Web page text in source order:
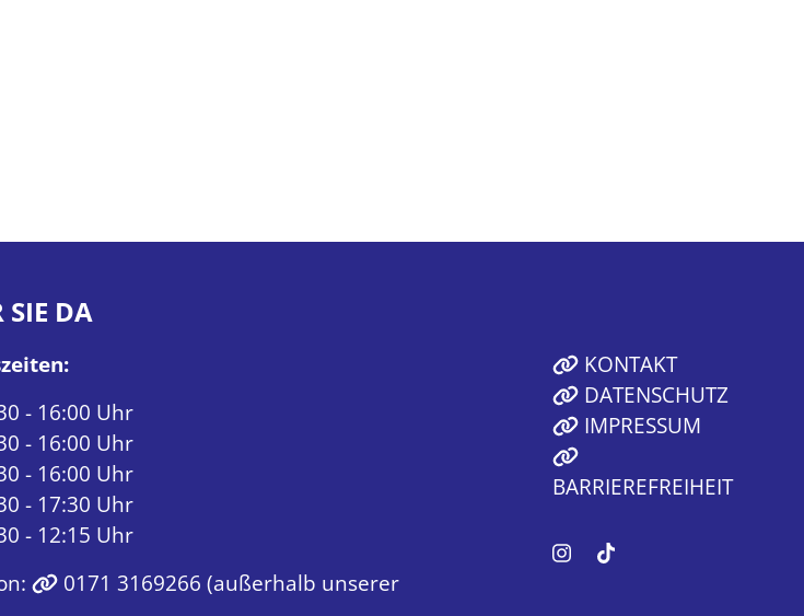
SIE DA
- 16:00 Uhr
- 16:00 Uhr
- 16:00 Uhr
- 17:30 Uhr
- 12:15 Uhr
0171 3169266 (außerhalb unserer
KONTAKT
DATENSCHUTZ
IMPRESSUM
BARRIEREFREIHEIT